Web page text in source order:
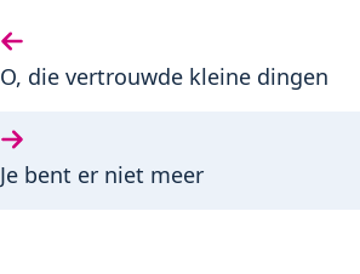
Vorige gedicht:
O, die vertrouwde kleine dingen
Volgende gedicht:
Je bent er niet meer